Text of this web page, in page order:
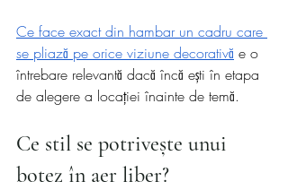
Ce face exact din hambar un cadru care
se pliază pe orice viziune decorativă e o
întrebare relevantă dacă încă ești în etapa
de alegere a locației înainte de temă.
Ce stil se potrivește unui
botez în aer liber?